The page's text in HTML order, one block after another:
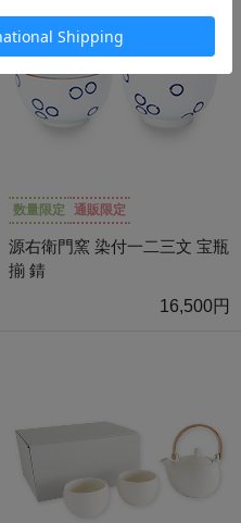
数量限定 通販限定
源右衛門窯 染付一二三文 宝瓶
揃 錆
16,500円